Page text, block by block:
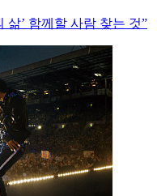
삶’ 함께할 사람 찾는 것”